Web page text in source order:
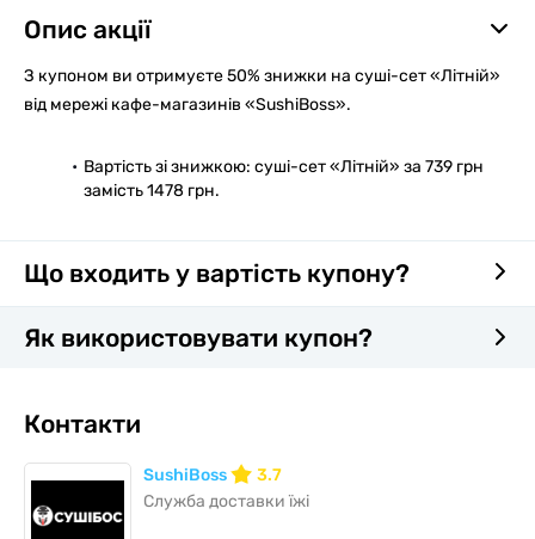
Опис акції
З купоном ви отримуєте 50% знижки на суші-сет «Літній»
від мережі кафе-магазинів «SushiBoss».
Вартість зі знижкою: суші-сет «Літній» за 739 грн
замість 1478 грн.
Що входить у вартість купону?
Як використовувати купон?
Контакти
SushiBoss
3.7
Служба доставки їжі